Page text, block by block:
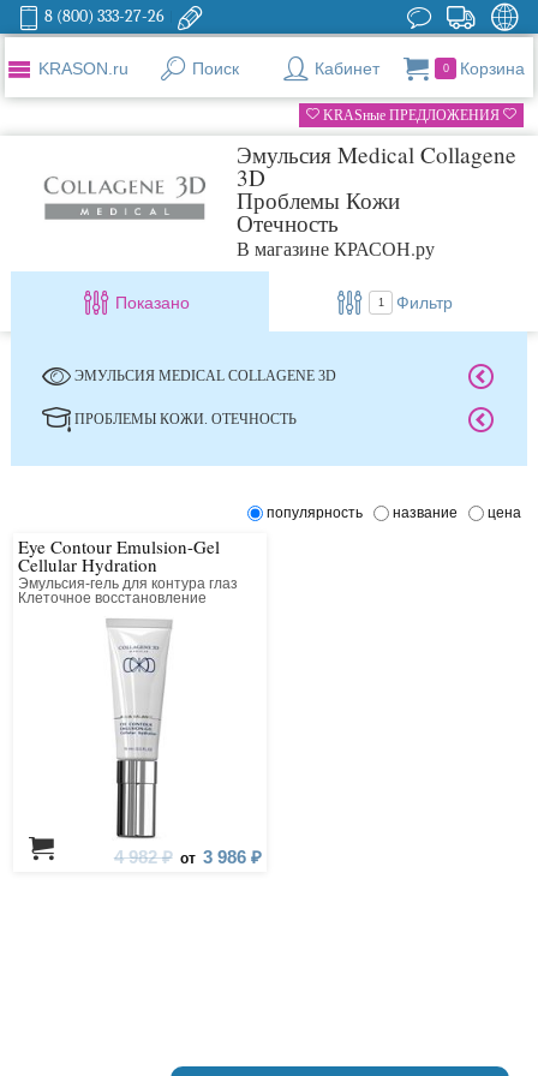
8 (800) 333-27-26
KRASON.ru Поиск Кабинет 0 Корзина
KRASные ПРЕДЛОЖЕНИЯ
Эмульсия Medical Collagene
3D
Проблемы Кожи
Отечность
В магазине КРАСОН.ру
Показано 1 Фильтр
ЭМУЛЬСИЯ MEDICAL COLLAGENE 3D
ПРОБЛЕМЫ КОЖИ. ОТЕЧНОСТЬ
популярность название цена
Eye Contour Emulsion-Gel
Cellular Hydration
Эмульсия-гель для контура глаз
Клеточное восстановление
4 982 ₽ от 3 986 ₽